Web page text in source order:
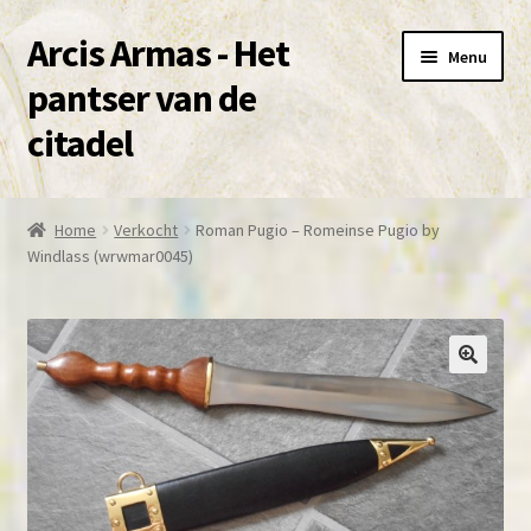
Ga
door
naar
navigatie
Ga
naar
de
inhoud
Arcis Armas - Het
pantser van de
citadel
Menu
Over deze site en Shop
Winkel
Mijn account
contact
voorwaarden
Agenda
Home Verkocht
Roman Pugio – Romeinse Pugio by
Windlass (wrwmar0045)
🔍